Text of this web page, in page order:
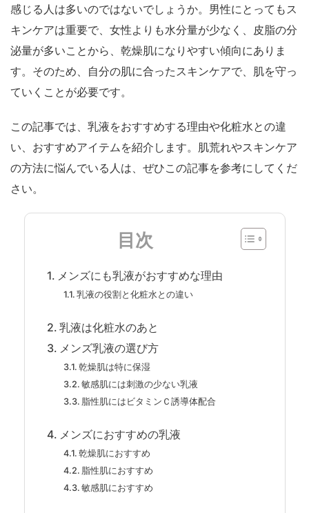
感じる人は多いのではないでしょうか。男性にとってもス
キンケアは重要で、女性よりも水分量が少なく、皮脂の分
泌量が多いことから、乾燥肌になりやすい傾向にありま
す。そのため、自分の肌に合ったスキンケアで、肌を守っ
ていくことが必要です。
この記事では、乳液をおすすめする理由や化粧水との違
い、おすすめアイテムを紹介します。肌荒れやスキンケア
の方法に悩んでいる人は、ぜひこの記事を参考にしてくだ
さい。
目次
メンズにも乳液がおすすめな理由
乳液の役割と化粧水との違い
乳液は化粧水のあと
メンズ乳液の選び方
乾燥肌は特に保湿
敏感肌には刺激の少ない乳液
脂性肌にはビタミンＣ誘導体配合
メンズにおすすめの乳液
乾燥肌におすすめ
脂性肌におすすめ
敏感肌におすすめ